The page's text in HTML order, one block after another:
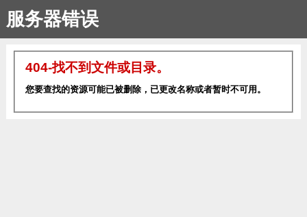
服务器错误
404-找不到文件或目录。
您要查找的资源可能已被删除，已更改名称或者暂时不可用。